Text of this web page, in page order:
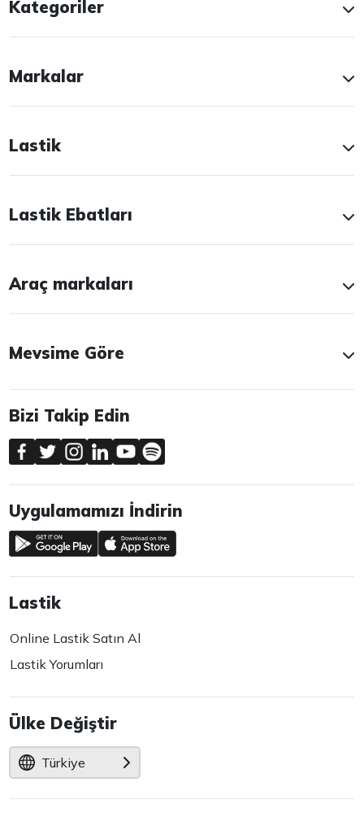
Kategoriler
Markalar
Lastik
Lastik Ebatları
Araç markaları
Mevsime Göre
Bizi Takip Edin
Uygulamamızı İndirin
Lastik
Online Lastik Satın Al
Lastik Yorumları
Ülke Değiştir
Türkiye